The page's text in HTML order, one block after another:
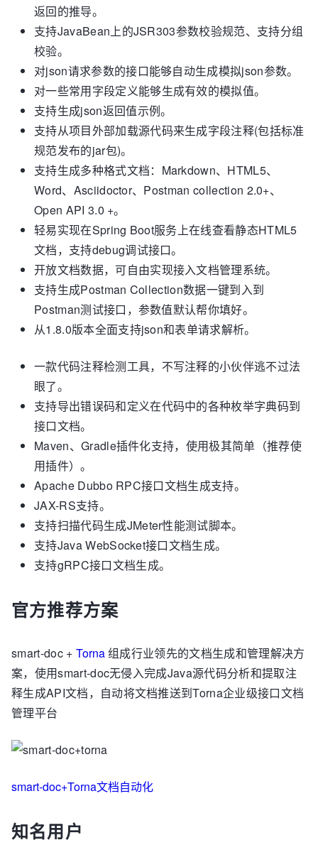
返回的推导。
支持JavaBean上的JSR303参数校验规范、支持分组
校验。
对json请求参数的接口能够自动生成模拟json参数。
对一些常用字段定义能够生成有效的模拟值。
支持生成json返回值示例。
支持从项目外部加载源代码来生成字段注释(包括标准
规范发布的jar包)。
支持生成多种格式文档：Markdown、HTML5、
Word、Asciidoctor、Postman collection 2.0+、
Open API 3.0 +。
轻易实现在Spring Boot服务上在线查看静态HTML5
文档，支持debug调试接口。
开放文档数据，可自由实现接入文档管理系统。
支持生成Postman Collection数据一键到入到
Postman测试接口，参数值默认帮你填好。
从1.8.0版本全面支持json和表单请求解析。
一款代码注释检测工具，不写注释的小伙伴逃不过法
眼了。
支持导出错误码和定义在代码中的各种枚举字典码到
接口文档。
Maven、Gradle插件化支持，使用极其简单（推荐使
用插件）。
Apache Dubbo RPC接口文档生成支持。
JAX-RS支持。
支持扫描代码生成JMeter性能测试脚本。
支持Java WebSocket接口文档生成。
支持gRPC接口文档生成。
官方推荐方案
smart-doc + Torna组成行业领先的文档生成和管理解决方
案，使用smart-doc无侵入完成Java源代码分析和提取注
释生成API文档，自动将文档推送到Torna企业级接口文档
管理平台
smart-doc+Torna文档自动化
知名用户